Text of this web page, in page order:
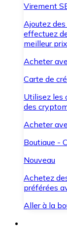
Virement
Ajoutez
effectuez
meilleur
Acheter
Carte de
Utilisez les
des
Acheter
Boutique -
Nouveau
Achetez
préférées
Aller à la